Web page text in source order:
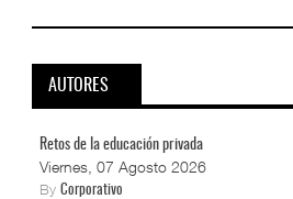
AUTORES
Retos de la educación privada
Viernes, 07 Agosto 2026
ByCorporativo